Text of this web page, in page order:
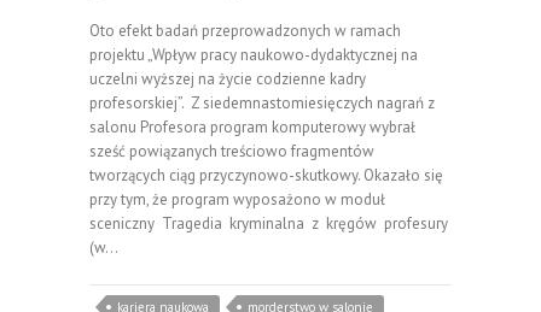
Oto efekt badań przeprowadzonych w ramach
projektu „Wpływ pracy naukowo-dydaktycznej na
uczelni wyższej na życie codzienne kadry
profesorskiej”. Z siedemnastomiesięczych nagrań z
salonu Profesora program komputerowy wybrał
sześć powiązanych treściowo fragmentów
tworzących ciąg przyczynowo-skutkowy. Okazało się
przy tym, że program wyposażono w moduł
sceniczny Tragedia kryminalna z kręgów profesury
(w…
kariera naukowa
morderstwo w salonie